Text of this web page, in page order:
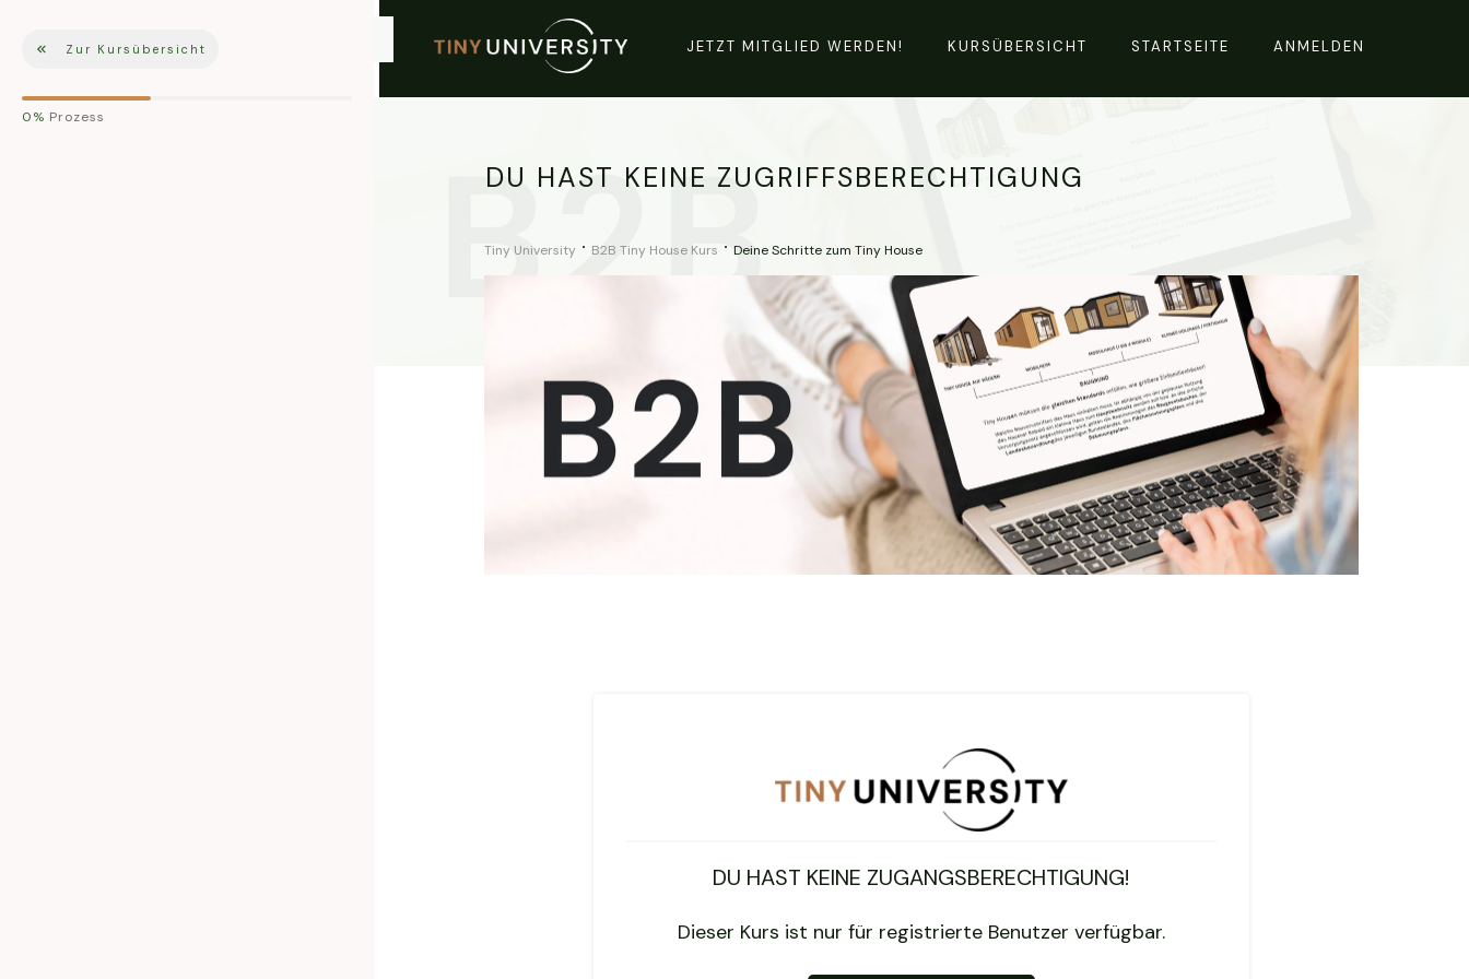
JETZT MITGLIED WERDEN! KURSÜBERSICHT STARTSEITE ANMELDEN
DU HAST KEINE ZUGRIFFSBERECHTIGUNG
Tiny University B2B Tiny House Kurs Deine Schritte zum Tiny House
DU HAST KEINE ZUGANGSBERECHTIGUNG!
Dieser Kurs ist nur für registrierte Benutzer verfügbar.
Zur Kursübersicht
0% Prozess